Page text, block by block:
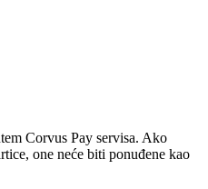
Corvus Pay servisa. Ako
one neće biti ponuđene kao